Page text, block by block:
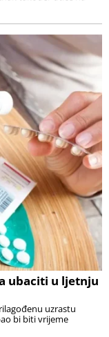
ubaciti u ljetnju
uzrastu
bi biti vrijeme